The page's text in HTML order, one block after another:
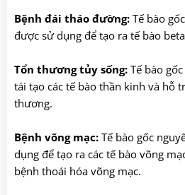
Bệnh đái tháo đường: Tế bào
được sử dụng để tạo ra tế bào
Tổn thương tủy sống: Tế bào
tái tạo các tế bào thần kinh và hỗ
thương.
Bệnh võng mạc: Tế bào gốc
dụng để tạo ra các tế bào võng
bệnh thoái hóa võng mạc.